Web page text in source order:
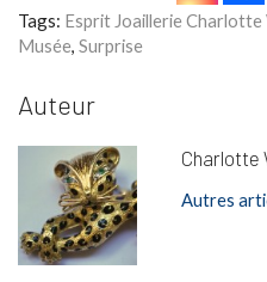
Tags: Esprit Joaillerie Charlotte
Musée Surprise
Auteur
Charlotte
Autres